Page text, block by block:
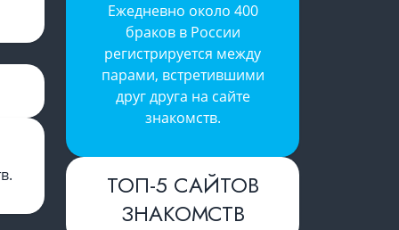
Ежедневно около 400
браков в России
регистрируется между
парами, встретившими
друг друга на сайте
знакомств.
ТОП-5 САЙТОВ
ЗНАКОМСТВ